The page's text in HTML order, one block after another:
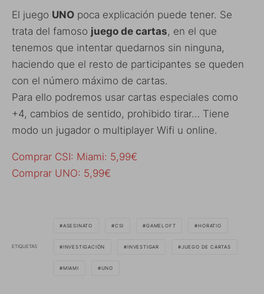
El juego UNO poca explicación puede tener. Se
trata del famoso juego de cartas, en el que
tenemos que intentar quedarnos sin ninguna,
haciendo que el resto de participantes se queden
con el número máximo de cartas.
Para ello podremos usar cartas especiales como
+4, cambios de sentido, prohibido tirar… Tiene
modo un jugador o multiplayer Wifi u online.
Comprar CSI: Miami: 5,99€
Comprar UNO: 5,99€
ETIQUETAS
ASESINATO CSI GAMELOFT HORATIO
INVESTIGACIÓN INVESTIGAR JUEGO DE CARTAS
MIAMI UNO